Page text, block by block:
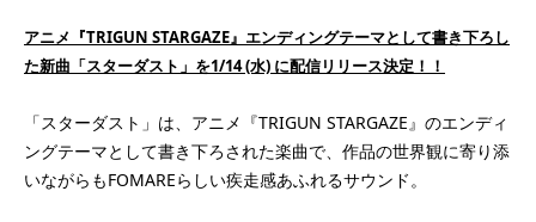
アニメ『TRIGUN STARGAZE』エンディングテーマとして書き下ろし
た新曲「スターダスト」を1/14 (水) に配信リリース決定！！
「スターダスト」は、アニメ『TRIGUN STARGAZE』のエンディ
ングテーマとして書き下ろされた楽曲で、作品の世界観に寄り添
いながらもFOMAREらしい疾走感あふれるサウンド。